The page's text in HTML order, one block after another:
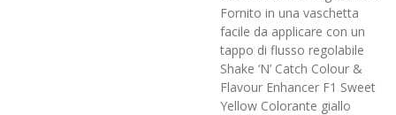
Fornito in una vaschetta
facile da applicare con un
tappo di flusso regolabile
Shake ‘N’ Catch Colour &
Flavour Enhancer F1 Sweet
Yellow Colorante giallo